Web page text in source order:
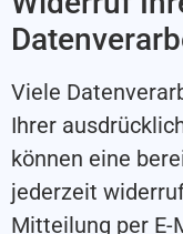
Viele
Ihrer
können eine
jederzeit
Mitteilung per E-